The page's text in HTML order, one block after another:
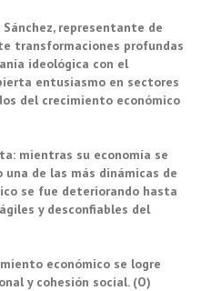
representante de
transformaciones profundas
ideológica con el
entusiasmo en sectores
del crecimiento económico
mientras su economía se
de las más dinámicas de
se fue deteriorando hasta
y desconfiables del
económico se logre
y cohesión social. (O)